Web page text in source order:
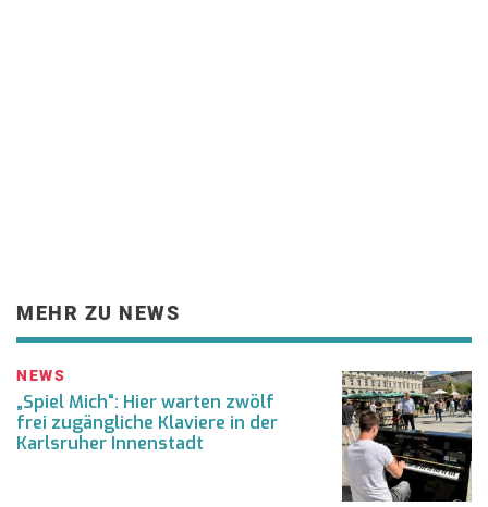
MEHR ZU NEWS
NEWS
„Spiel Mich“: Hier warten zwölf
frei zugängliche Klaviere in der
Karlsruher Innenstadt